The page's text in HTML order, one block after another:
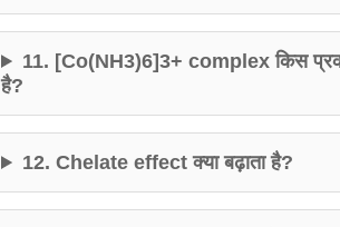
11. [Co(NH3)6]3+ complex किस
है?
12. Chelate effect क्या बढ़ाता है?